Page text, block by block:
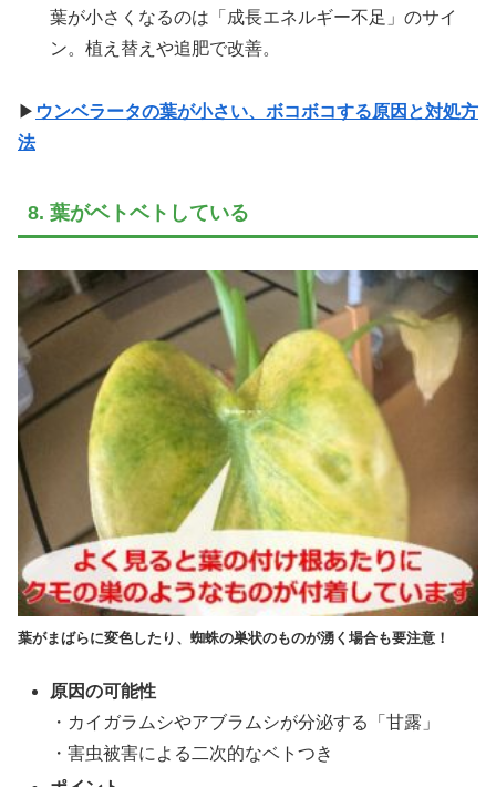
葉が小さくなるのは「成長エネルギー不足」のサイ
ン。植え替えや追肥で改善。
▶ ウンベラータの葉が小さい、ボコボコする原因と対処方
法
8. 葉がベトベトしている
葉がまばらに変色したり、蜘蛛の巣状のものが湧く場合も要注意！
原因の可能性
・カイガラムシやアブラムシが分泌する「甘露」
・害虫被害による二次的なベトつき